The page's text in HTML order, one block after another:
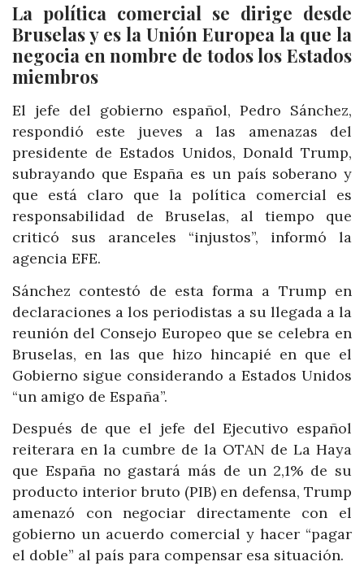
La política comercial se dirige desde
Bruselas y es la Unión Europea la que la
negocia en nombre de todos los Estados
miembros
El jefe del gobierno español, Pedro Sánchez,
respondió este jueves a las amenazas del
presidente de Estados Unidos, Donald Trump,
subrayando que España es un país soberano y
que está claro que la política comercial es
responsabilidad de Bruselas, al tiempo que
criticó sus aranceles “injustos”, informó la
agencia EFE.
Sánchez contestó de esta forma a Trump en
declaraciones a los periodistas a su llegada a la
reunión del Consejo Europeo que se celebra en
Bruselas, en las que hizo hincapié en que el
Gobierno sigue considerando a Estados Unidos
“un amigo de España”.
Después de que el jefe del Ejecutivo español
reiterara en la cumbre de la OTAN de La Haya
que España no gastará más de un 2,1% de su
producto interior bruto (PIB) en defensa, Trump
amenazó con negociar directamente con el
gobierno un acuerdo comercial y hacer “pagar
el doble” al país para compensar esa situación.